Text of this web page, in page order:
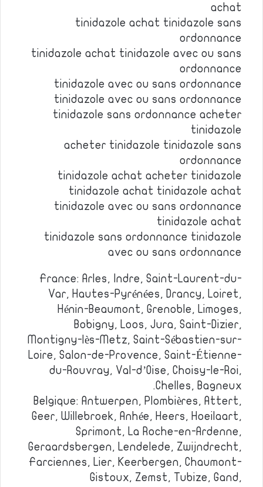
achat
tinidazole achat tinidazole sans
ordonnance
tinidazole achat tinidazole avec ou sans
ordonnance
tinidazole avec ou sans ordonnance
tinidazole avec ou sans ordonnance
tinidazole sans ordonnance acheter
tinidazole
acheter tinidazole tinidazole sans
ordonnance
tinidazole achat acheter tinidazole
tinidazole achat tinidazole achat
tinidazole avec ou sans ordonnance
tinidazole achat
tinidazole sans ordonnance tinidazole
avec ou sans ordonnance
France: Arles, Indre, Saint-Laurent-du-
Var, Hautes-Pyrénées, Drancy, Loiret,
Hénin-Beaumont, Grenoble, Limoges,
Bobigny, Loos, Jura, Saint-Dizier,
Montigny-lès-Metz, Saint-Sébastien-sur-
Loire, Salon-de-Provence, Saint-Étienne-
du-Rouvray, Val-d’Oise, Choisy-le-Roi,
Chelles, Bagneux.
Belgique: Antwerpen, Plombières, Attert,
Geer, Willebroek, Anhée, Heers, Hoeilaart,
Sprimont, La Roche-en-Ardenne,
Geraardsbergen, Lendelede, Zwijndrecht,
Farciennes, Lier, Keerbergen, Chaumont-
Gistoux, Zemst, Tubize, Gand,